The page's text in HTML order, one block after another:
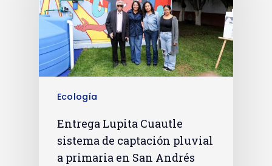
Ecología
Entrega Lupita Cuautle
sistema de captación pluvial
a primaria en San Andrés